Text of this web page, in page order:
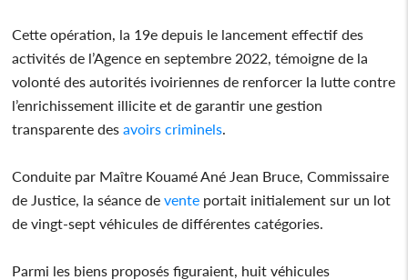
Cette opération, la 19e depuis le lancement effectif des
activités de l’Agence en septembre 2022, témoigne de la
volonté des autorités ivoiriennes de renforcer la lutte contre
l’enrichissement illicite et de garantir une gestion
transparente des avoirs criminels
Conduite par Maître Kouamé Ané Jean Bruce, Commissaire
de Justice, la séance de vente portait initialement sur un lot
de vingt-sept véhicules de différentes catégories.
Parmi les biens proposés figuraient, huit véhicules